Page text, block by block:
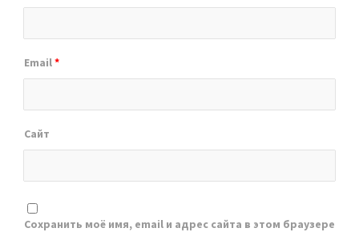
Email*
Сайт
Сохранить моё имя, email и адрес сайта в этом браузере